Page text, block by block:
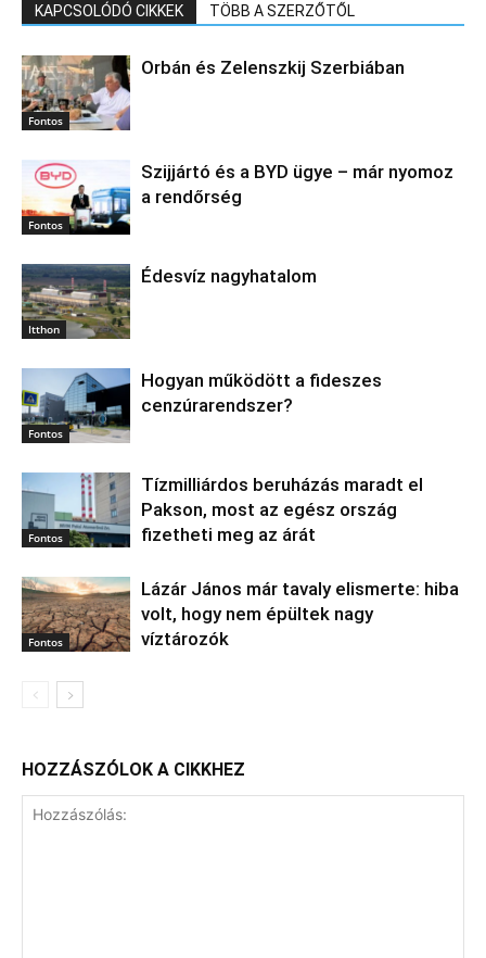
KAPCSOLÓDÓ CIKKEK TÖBB A SZERZŐTŐL
Fontos
Orbán és Zelenszkij Szerbiában
Fontos
Szijjártó és a BYD ügye – már nyomoz
a rendőrség
Itthon
Édesvíz nagyhatalom
Fontos
Hogyan működött a fideszes
cenzúrarendszer?
Fontos
Tízmilliárdos beruházás maradt el
Pakson, most az egész ország
fizetheti meg az árát
Fontos
Lázár János már tavaly elismerte: hiba
volt, hogy nem épültek nagy
víztározók
HOZZÁSZÓLOK A CIKKHEZ